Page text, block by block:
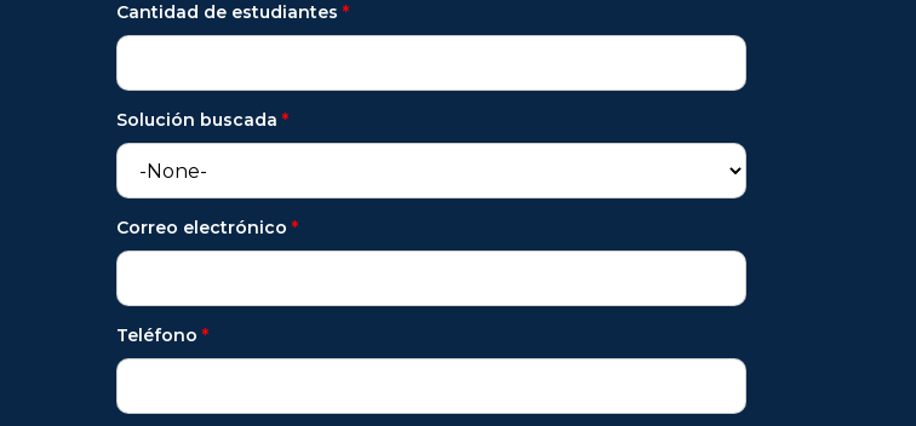
Cantidad de estudiantes *
Solución buscada *
Correo electrónico *
Teléfono *